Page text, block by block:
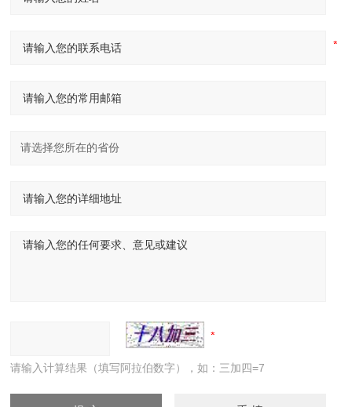
请输入计算结果（填写阿拉伯数字），如：三加四=7